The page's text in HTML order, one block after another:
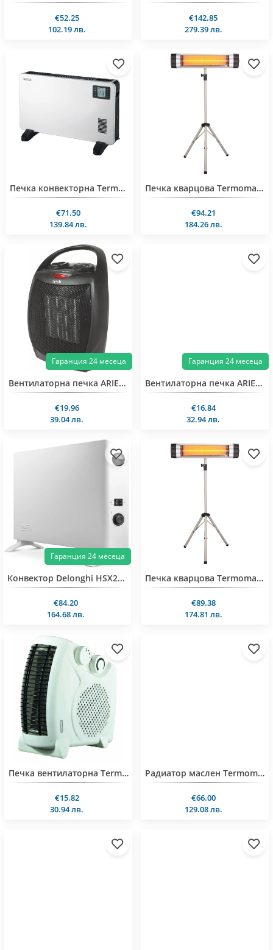
€52.25
102.19 лв.
€142.85
279.39 лв.
Печка конвекторна Termomax TR2000, 2000W, Wi-Fi
€71.50
139.84 лв.
Печка кварцова Termomax TR30IS, 3000W, инфрачервена, стояща/стенна
€94.21
184.26 лв.
Гаранция 24 месеца
Вентилаторна печка ARIELLI ACF-150
€19.96
39.04 лв.
Гаранция 24 месеца
Вентилаторна печка ARIELLI AFH-230
€16.84
32.94 лв.
Гаранция 24 месеца
Конвектор Delonghi HSX2320F
€84.20
164.68 лв.
Печка кварцова Termomax TR25IS, 2500W, инфрачервена, стояща/стенна
€89.38
174.81 лв.
Печка вентилаторна Termomax TR2005, 2000W, 2 позиции
€15.82
30.94 лв.
Радиатор маслен Termomax TR09WN, 2000W
€66.00
129.08 лв.